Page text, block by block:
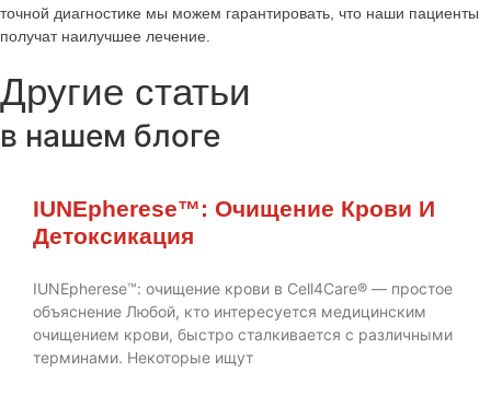
точной диагностике мы можем гарантировать, что наши пациенты
получат наилучшее лечение.
Другие статьи
в нашем блоге
IUNEpherese™: Очищение Крови И
Детоксикация
IUNEpherese™: очищение крови в Cell4Care® — простое
объяснение Любой, кто интересуется медицинским
очищением крови, быстро сталкивается с различными
терминами. Некоторые ищут